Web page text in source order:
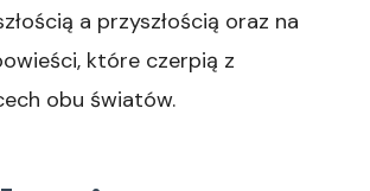
a przyszłością oraz na
które czerpią z
obu światów.